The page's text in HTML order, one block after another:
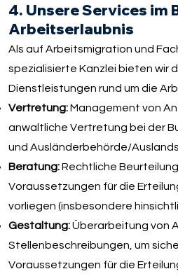
4. Unsere Services im
Arbeitserlaubnis
Als auf Arbeitsmigration und
spezialisierte Kanzlei bieten wir
Dienstleistungen rund um die
Vertretung:Management von
anwaltliche Vertretung bei der
und Ausländerbehörde/
Beratung:Rechtliche
Voraussetzungen für die
vorliegen (insbesondere
Gestaltung:Überarbeitung von
Stellenbeschreibungen, um
Voraussetzungen für die